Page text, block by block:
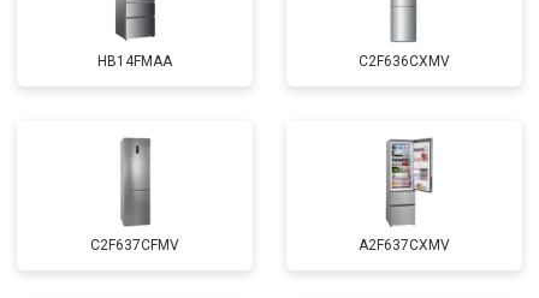
HB14FMAA C2F636CXMV
C2F637CFMV A2F637CXMV